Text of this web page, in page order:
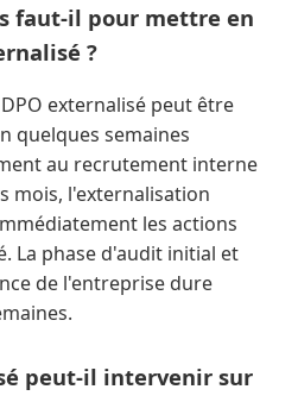
faut-il pour mettre en
?
externalisé peut être
quelques semaines
au recrutement interne
mois, l'externalisation
les actions
La phase d'audit initial et
de l'entreprise dure
peut-il intervenir sur